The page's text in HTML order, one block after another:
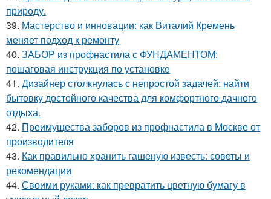
природу.
39. Мастерство и инновации: как Виталий Кремень
меняет подход к ремонту
40. ЗАБОР из профнастила с ФУНДАМЕНТОМ:
пошаговая инструкция по установке
41. Дизайнер столкнулась с непростой задачей: найти
бытовку достойного качества для комфортного дачного
отдыха.
42. Преимущества заборов из профнастила в Москве от
производителя
43. Как правильно хранить гашеную известь: советы и
рекомендации
44. Своими руками: как превратить цветную бумагу в